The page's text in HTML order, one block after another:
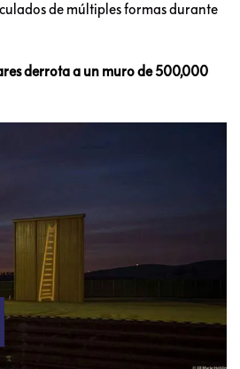
de múltiples formas durante
derrota a un muro de 500,000